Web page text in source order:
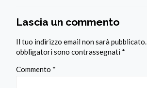
Lascia un commento
Il tuo indirizzo email non sarà pubblicato.
obbligatori sono contrassegnati *
Commento *